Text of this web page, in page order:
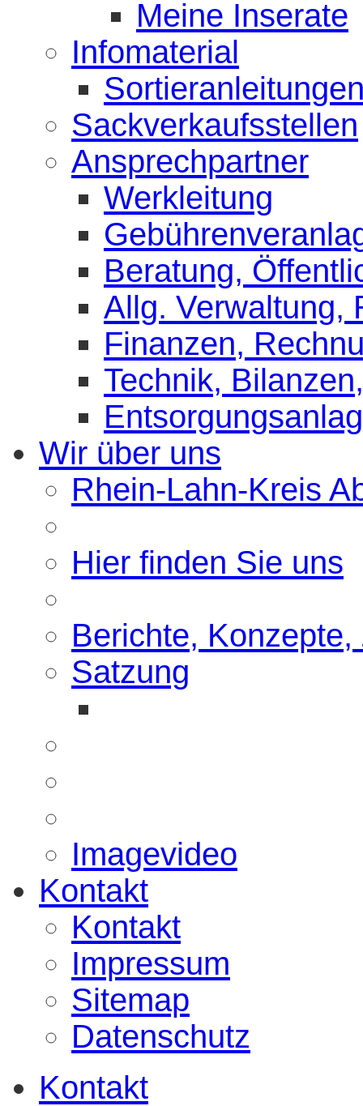
Meine Inserate
Infomaterial
Sackverkaufsstellen
Ansprechpartner
Werkleitung
Beratung,
Allg. Verwaltung,
Finanzen,
Technik,
Wir über uns
Rhein-Lahn-Kreis
Hier finden Sie uns
Berichte, Konzepte,
Satzung
Imagevideo
Kontakt
Kontakt
Impressum
Sitemap
Datenschutz
Kontakt